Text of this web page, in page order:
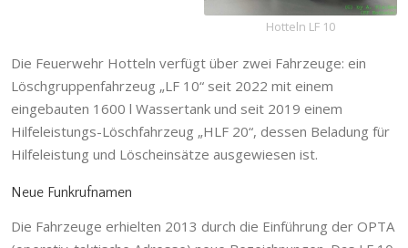
Hotteln LF 10
Die Feuerwehr Hotteln verfügt über zwei Fahrzeuge: ein
Löschgruppenfahrzeug „LF 10“ seit 2022 mit einem
eingebauten 1600 l Wassertank und seit 2019 einem
Hilfeleistungs-Löschfahrzeug „HLF 20“, dessen Beladung für
Hilfeleistung und Löscheinsätze ausgewiesen ist.
Neue Funkrufnamen
Die Fahrzeuge erhielten 2013 durch die Einführung der OPTA